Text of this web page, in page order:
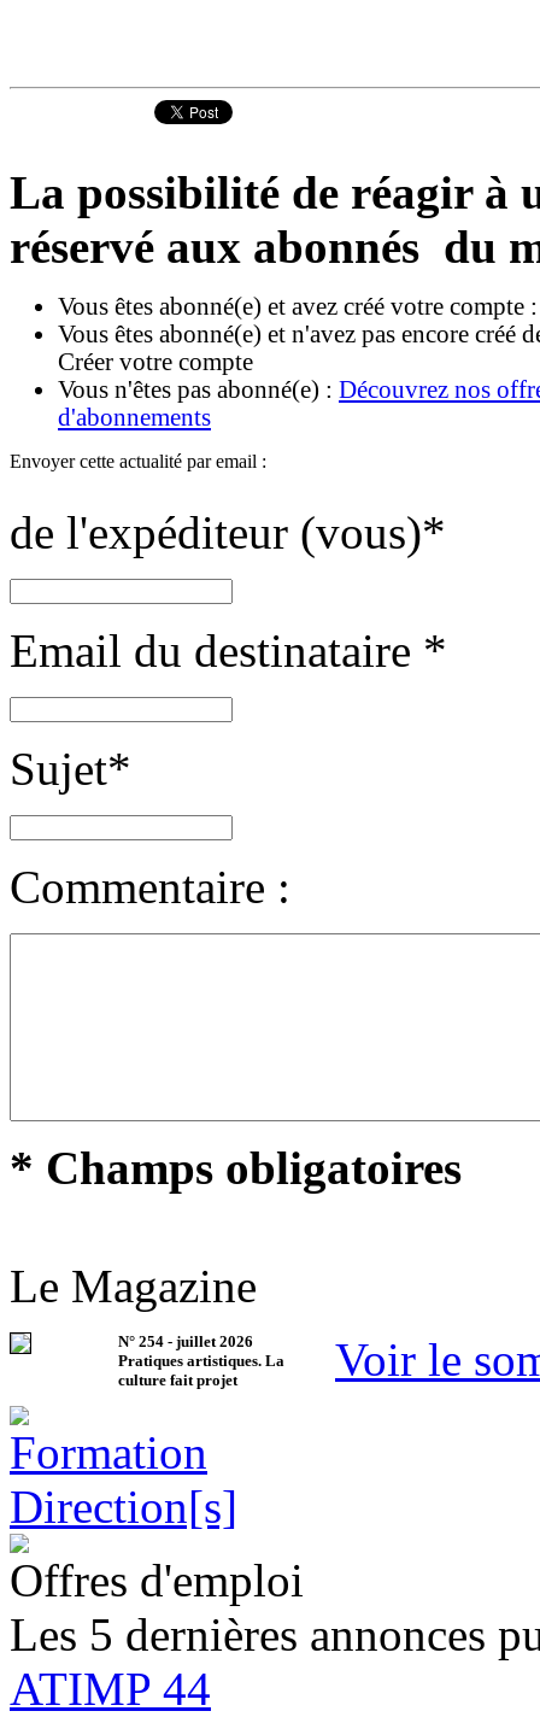
La possibilité de réagir à
réservé aux abonnés du
Vous êtes abonné(e) et avez créé votre compte
Vous êtes abonné(e) et n'avez pas encore créé
Créer votre compte
Vous n'êtes pas abonné(e) : Découvrez nos
d'abonnements
Envoyer cette actualité par email :
de l'expéditeur (vous)*
Email du destinataire *
Sujet*
Commentaire :
* Champs obligatoires
Le Magazine
N° 254 - juillet 2026
Pratiques artistiques. La
culture fait projet
Voir le
Offres d'emploi
Les 5 dernières annonces
ATIMP 44